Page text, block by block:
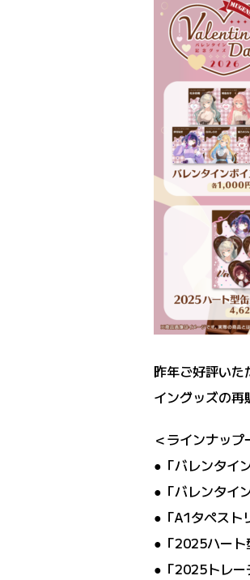
昨年ご好評い
イングッズの再
＜ラインナップ
●「バレンタイ
●「バレンタイ
●「A1タペスト
●「2025ハート
●「2025トレー